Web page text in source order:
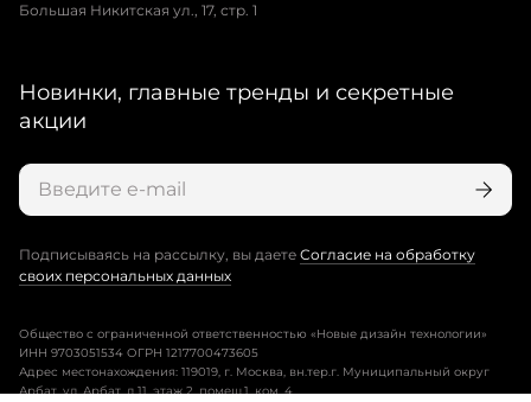
Большая Никитская ул., 17, стр. 1
Новинки, главные тренды и секретные
акции
Подписываясь на рассылку, вы даете Согласие на обработку
своих персональных данных
Общество с ограниченной ответственностью «Новые дизайн технологии»
ИНН 9703051534 ОГРН 1217700473605
Адрес местонахождения: 119019, г. Москва, вн.тер.г. Муниципальный округ
Арбат, ул. Арбат, д.11, этаж 2, помещ.1, ком. 4.